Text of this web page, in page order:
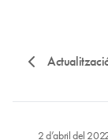
2 d’abril del